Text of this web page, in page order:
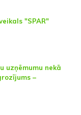
"SPAR"
uzņēmumu nekā
–